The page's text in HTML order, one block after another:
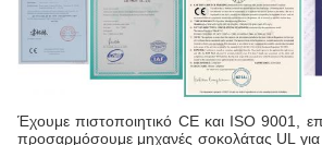
Έχουμε πιστοποιητικό CE και ISO 9001,
προσαρμόσουμε μηχανές σοκολάτας UL